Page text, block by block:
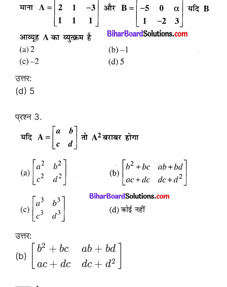
उत्तर:
(d) 5
प्रश्न 3.
उत्तर:
(b)
b2 + bc
ac + dc
ab + bd
dc + d2